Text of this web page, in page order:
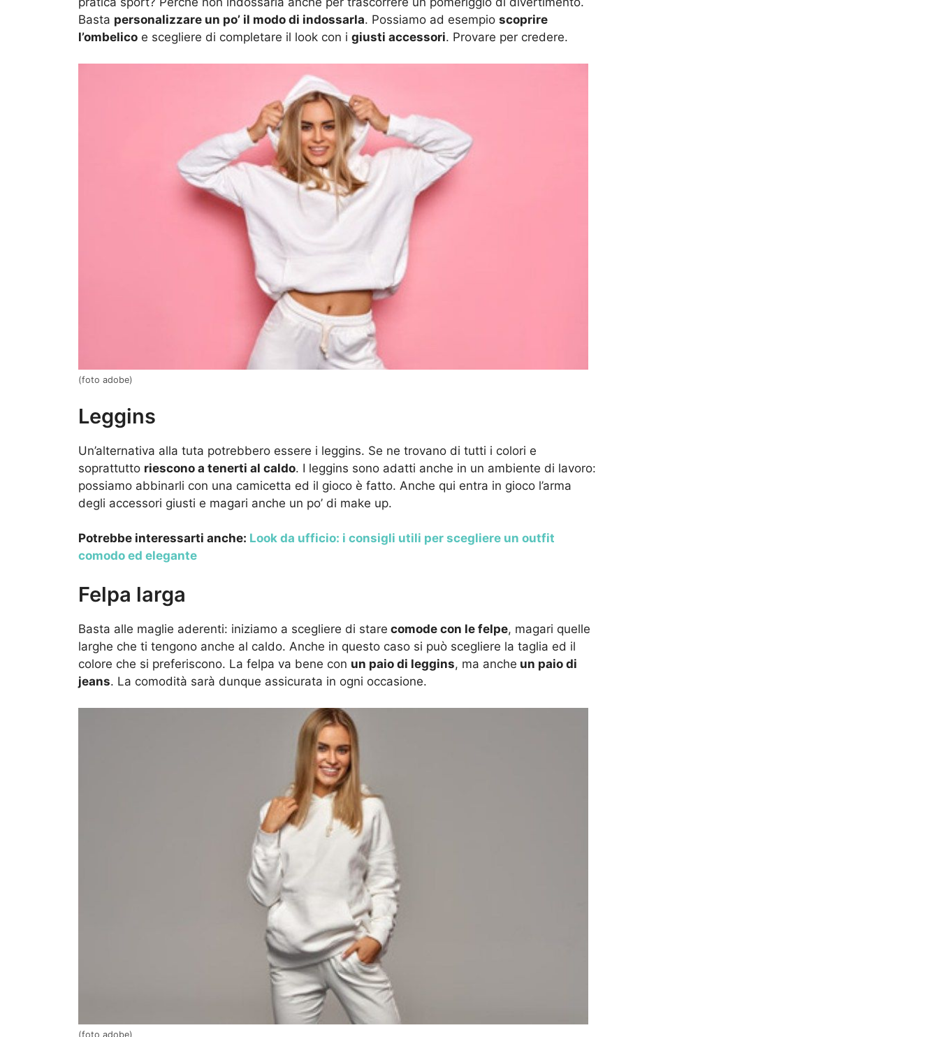
Basta personalizzare un po’ il modo di indossarla. Possiamo ad esempio scoprire
l’ombelico e scegliere di completare il look con i giusti accessori. Provare per credere.
(foto adobe)
Leggins
Un’alternativa alla tuta potrebbero essere i leggins. Se ne trovano di tutti i colori e
soprattutto riescono a tenerti al caldo. I leggins sono adatti anche in un ambiente di lavoro:
possiamo abbinarli con una camicetta ed il gioco è fatto. Anche qui entra in gioco l’arma
degli accessori giusti e magari anche un po’ di make up.
Potrebbe interessarti anche: Look da ufficio: i consigli utili per scegliere un outfit
comodo ed elegante
Felpa larga
Basta alle maglie aderenti: iniziamo a scegliere di stare comode con le felpe, magari quelle
larghe che ti tengono anche al caldo. Anche in questo caso si può scegliere la taglia ed il
colore che si preferiscono. La felpa va bene con un paio di leggins, ma anche un paio di
jeans. La comodità sarà dunque assicurata in ogni occasione.
(foto adobe)